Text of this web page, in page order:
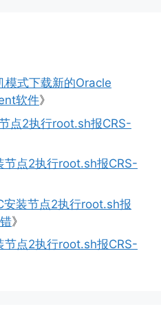
模式下载新的Oracle
软件》
点2执行root.sh报CRS-
节点2执行root.sh报CRS-
安装节点2执行root.sh报
》
节点2执行root.sh报CRS-